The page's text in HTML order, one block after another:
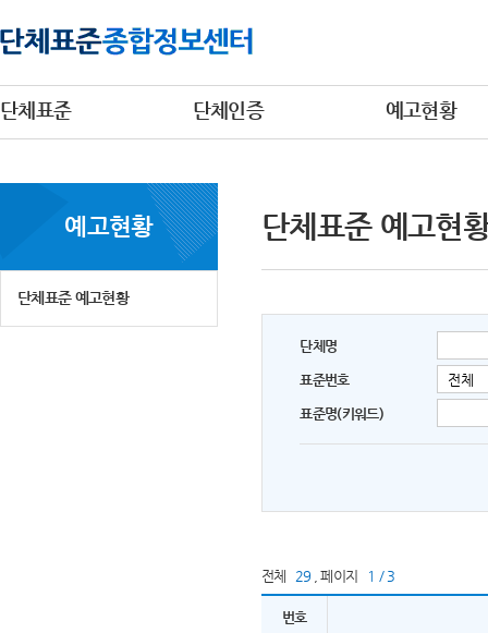
단체표준 단체인증 예고현황
예고현황
단체표준 예고현황
단체표준 예고현
단체명
표준번호
표준명(키워드)
전체 29 페이지 1 / 3
번호